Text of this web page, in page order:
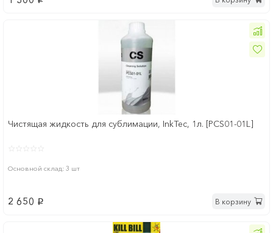
Чистящая жидкость для сублимации, InkTec, 1л. [PCS01-01L]
Основной склад: 3 шт
2 650 p В корзину